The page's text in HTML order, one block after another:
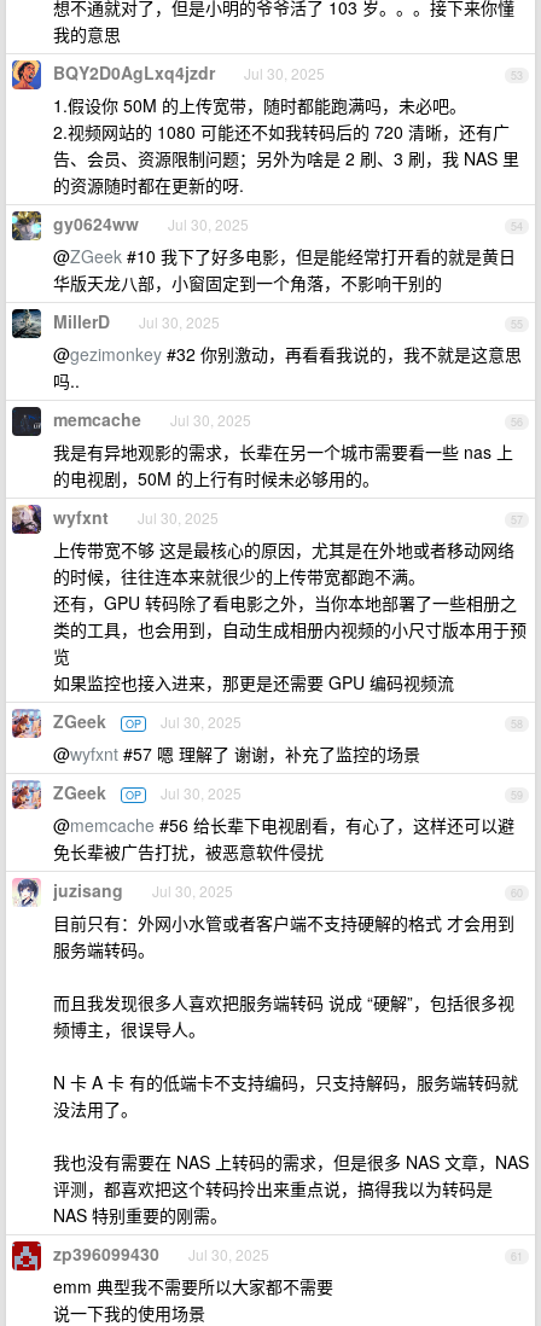
想不通就对了，但是小明的爷爷活了 103 岁。。。接下来你懂
我的意思
53
BQY2D0AgLxq4jzdr Jul 30, 2025
1.假设你 50M 的上传宽带，随时都能跑满吗，未必吧。
2.视频网站的 1080 可能还不如我转码后的 720 清晰，还有广
告、会员、资源限制问题；另外为啥是 2 刷、3 刷，我 NAS 里
的资源随时都在更新的呀.
54
gy0624ww Jul 30, 2025
@ZGeek #10 我下了好多电影，但是能经常打开看的就是黄日
华版天龙八部，小窗固定到一个角落，不影响干别的
55
MillerD Jul 30, 2025
@gezimonkey #32 你别激动，再看看我说的，我不就是这意思
吗..
56
memcache Jul 30, 2025
我是有异地观影的需求，长辈在另一个城市需要看一些 nas 上
的电视剧，50M 的上行有时候未必够用的。
57
wyfxnt Jul 30, 2025
上传带宽不够 这是最核心的原因，尤其是在外地或者移动网络
的时候，往往连本来就很少的上传带宽都跑不满。
还有，GPU 转码除了看电影之外，当你本地部署了一些相册之
类的工具，也会用到，自动生成相册内视频的小尺寸版本用于预
览
如果监控也接入进来，那更是还需要 GPU 编码视频流
58
ZGeek OP Jul 30, 2025
@wyfxnt #57 嗯 理解了 谢谢，补充了监控的场景
59
ZGeek OP Jul 30, 2025
@memcache #56 给长辈下电视剧看，有心了，这样还可以避
免长辈被广告打扰，被恶意软件侵扰
60
juzisang Jul 30, 2025
目前只有：外网小水管或者客户端不支持硬解的格式 才会用到
服务端转码。
而且我发现很多人喜欢把服务端转码 说成 “硬解”，包括很多视
频博主，很误导人。
N 卡 A 卡 有的低端卡不支持编码，只支持解码，服务端转码就
没法用了。
我也没有需要在 NAS 上转码的需求，但是很多 NAS 文章，NAS
评测，都喜欢把这个转码拎出来重点说，搞得我以为转码是
NAS 特别重要的刚需。
61
zp396099430 Jul 30, 2025
emm 典型我不需要所以大家都不需要
说一下我的使用场景